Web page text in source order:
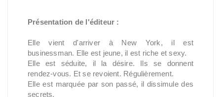
Présentation de l'éditeur :
Elle vient d'arriver à New York, il est
businessman. Elle est jeune, il est riche et sexy.
Elle est séduite, il la désire. Ils se donnent
rendez-vous. Et se revoient. Régulièrement.
Elle est marquée par son passé, il dissimule des
secrets.